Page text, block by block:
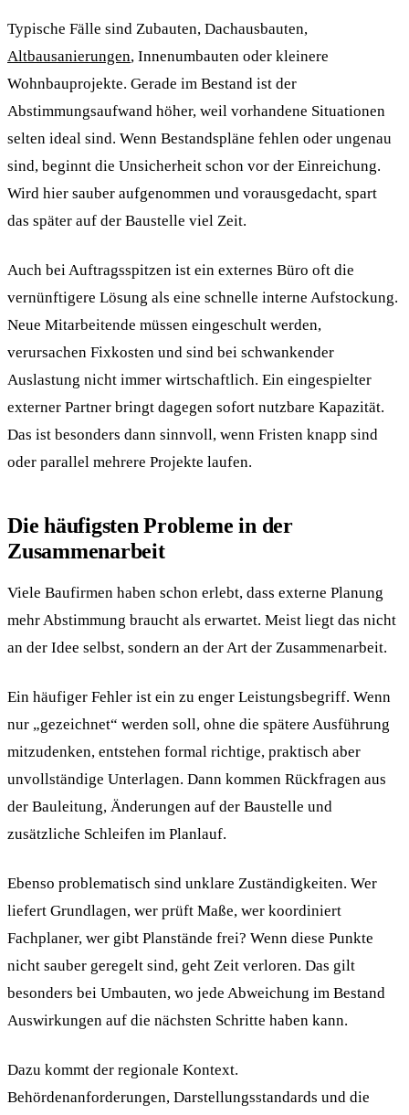
Typische Fälle sind Zubauten, Dachausbauten,
Altbausanierungen, Innenumbauten oder kleinere
Wohnbauprojekte. Gerade im Bestand ist der
Abstimmungsaufwand höher, weil vorhandene Situationen
selten ideal sind. Wenn Bestandspläne fehlen oder ungenau
sind, beginnt die Unsicherheit schon vor der Einreichung.
Wird hier sauber aufgenommen und vorausgedacht, spart
das später auf der Baustelle viel Zeit.
Auch bei Auftragsspitzen ist ein externes Büro oft die
vernünftigere Lösung als eine schnelle interne Aufstockung.
Neue Mitarbeitende müssen eingeschult werden,
verursachen Fixkosten und sind bei schwankender
Auslastung nicht immer wirtschaftlich. Ein eingespielter
externer Partner bringt dagegen sofort nutzbare Kapazität.
Das ist besonders dann sinnvoll, wenn Fristen knapp sind
oder parallel mehrere Projekte laufen.
Die häufigsten Probleme in der
Zusammenarbeit
Viele Baufirmen haben schon erlebt, dass externe Planung
mehr Abstimmung braucht als erwartet. Meist liegt das nicht
an der Idee selbst, sondern an der Art der Zusammenarbeit.
Ein häufiger Fehler ist ein zu enger Leistungsbegriff. Wenn
nur „gezeichnet“ werden soll, ohne die spätere Ausführung
mitzudenken, entstehen formal richtige, praktisch aber
unvollständige Unterlagen. Dann kommen Rückfragen aus
der Bauleitung, Änderungen auf der Baustelle und
zusätzliche Schleifen im Planlauf.
Ebenso problematisch sind unklare Zuständigkeiten. Wer
liefert Grundlagen, wer prüft Maße, wer koordiniert
Fachplaner, wer gibt Planstände frei? Wenn diese Punkte
nicht sauber geregelt sind, geht Zeit verloren. Das gilt
besonders bei Umbauten, wo jede Abweichung im Bestand
Auswirkungen auf die nächsten Schritte haben kann.
Dazu kommt der regionale Kontext.
Behördenanforderungen, Darstellungsstandards und die